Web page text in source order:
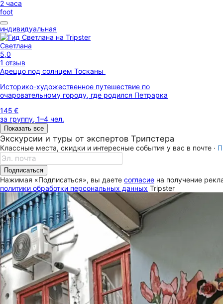
2 часа
foot
индивидуальная
Светлана
5,0
1 отзыв
Ареццо под солнцем Тосканы
Историко-художественное путешествие по
очаровательному городу, где родился Петрарка
145 €
за группу, 1–4 чел.
Показать все
Экскурсии и туры от экспертов Трипстера
Классные места, скидки и интересные события у вас в почте ·
Подписаться
Нажимая «Подписаться», вы даете согласие на получение
политики обработки персональных данных Tripster